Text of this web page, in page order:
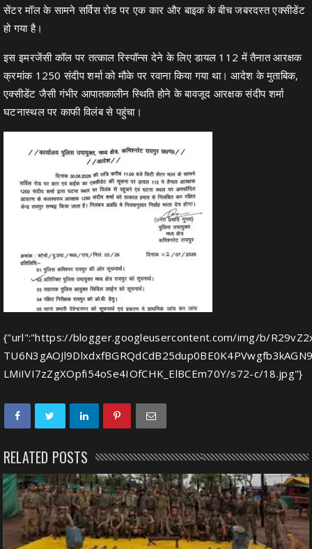
सेंटर मॉल के सामने सर्विस रोड पर एक कार और बाइक के बीच जबरदस्त एक्सीडेंट
हो गया है।
इस इमरजेंसी कॉल पर तत्काल रिस्पॉन्स देने के लिए डायल 112 में तैनात आरक्षक
क्रमांक 1250 संदीप शर्मा को मौके पर रवाना किया गया था। आदेश के मुताबिक,
एक्सीडेंट जैसी गंभीर आपातकालीन स्थिति होने के बावजूद आरक्षक संदीप शर्मा
घटनास्थल पर काफी विलंब से पहुंचा।
{"url":"https://blogger.googleusercontent.com/img/b/
LMiIVI7zZgXOpfi54oSe4IOfCHK_ElBCEm70Y/s72-c/18.jpg"}
RELATED POSTS